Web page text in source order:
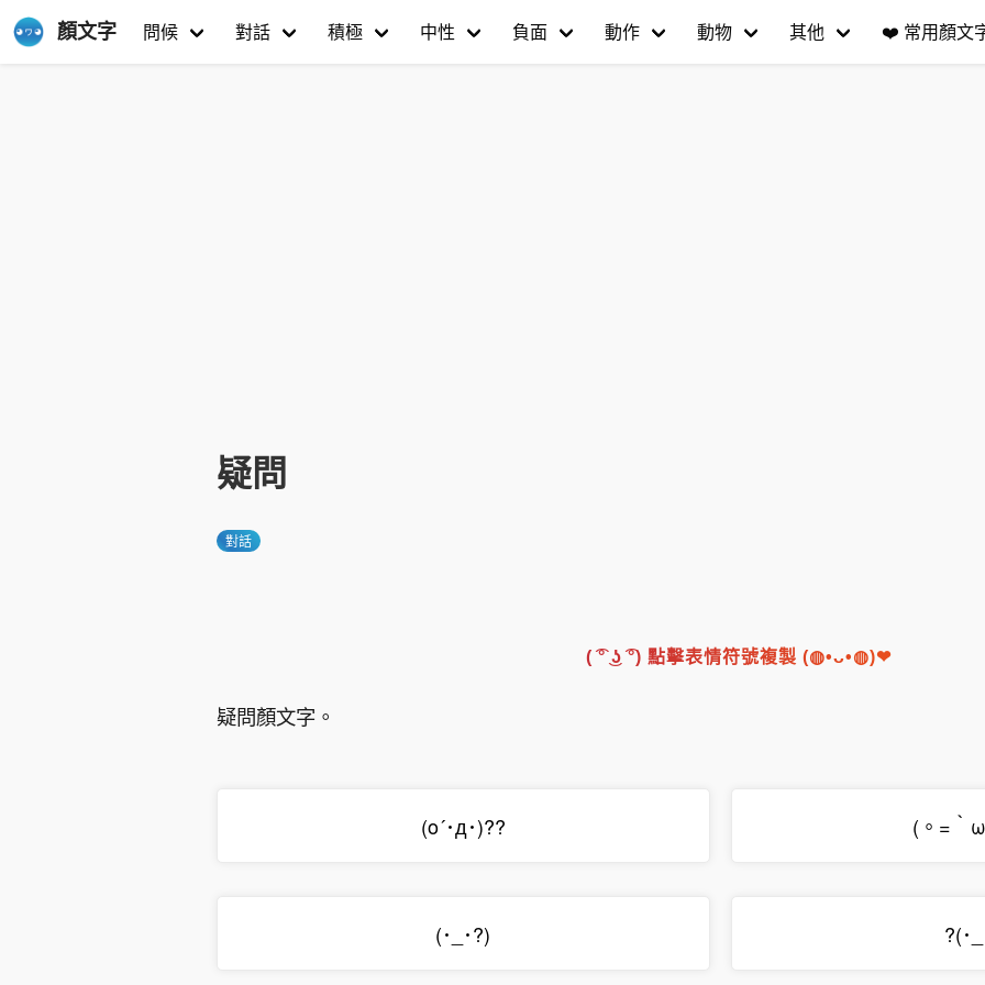
顏文字 問候 對話 積極 中性 負面 動作 動物 其他 ❤️ 常用顏文
疑問
對話
( ͡° ͜ʖ ͡°) 點擊表情符號複製 (◍•ᴗ•◍)❤
疑問顏文字。
(ο´･д･)?? (。=｀
(･_･?) ?(･